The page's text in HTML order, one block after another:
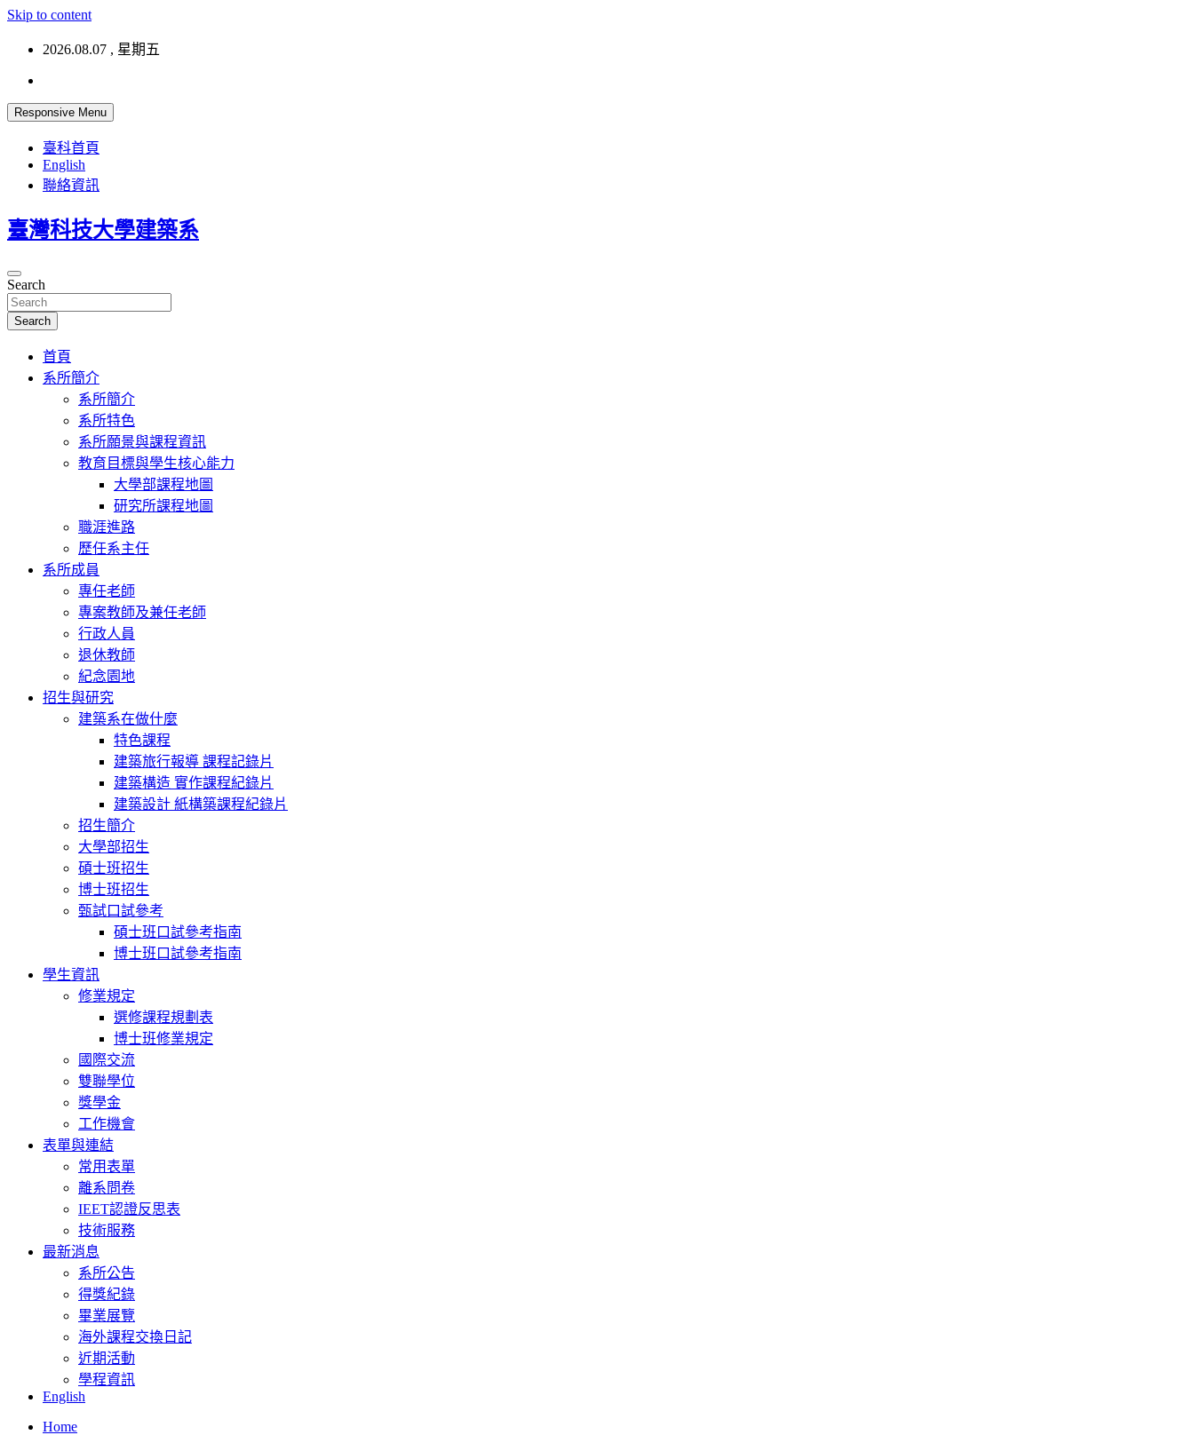
Skip to content
2026.08.07 , 星期五
Responsive Menu
臺科首頁
English
聯絡資訊
臺灣科技大學建築系
Search
Search
首頁
系所簡介
系所簡介
系所特色
系所願景與課程資訊
教育目標與學生核心能力
大學部課程地圖
研究所課程地圖
職涯進路
歷任系主任
系所成員
專任老師
專案教師及兼任老師
行政人員
退休教師
紀念園地
招生與研究
建築系在做什麼
特色課程
建築旅行報導 課程記錄片
建築構造 實作課程紀錄片
建築設計 紙構築課程紀錄片
招生簡介
大學部招生
碩士班招生
博士班招生
甄試口試參考
碩士班口試參考指南
博士班口試參考指南
學生資訊
修業規定
選修課程規劃表
博士班修業規定
國際交流
雙聯學位
獎學金
工作機會
表單與連結
常用表單
離系問卷
IEET認證反思表
技術服務
最新消息
系所公告
得獎紀錄
畢業展覽
海外課程交換日記
近期活動
學程資訊
English
Home